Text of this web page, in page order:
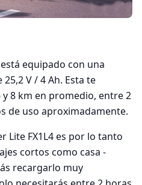
equipado con una
V / 4 Ah. Esta te
8 km en promedio, entre 2
de uso aproximadamente.
Lite FX1L4 es por lo tanto
cortos como casa -
recargarlo muy